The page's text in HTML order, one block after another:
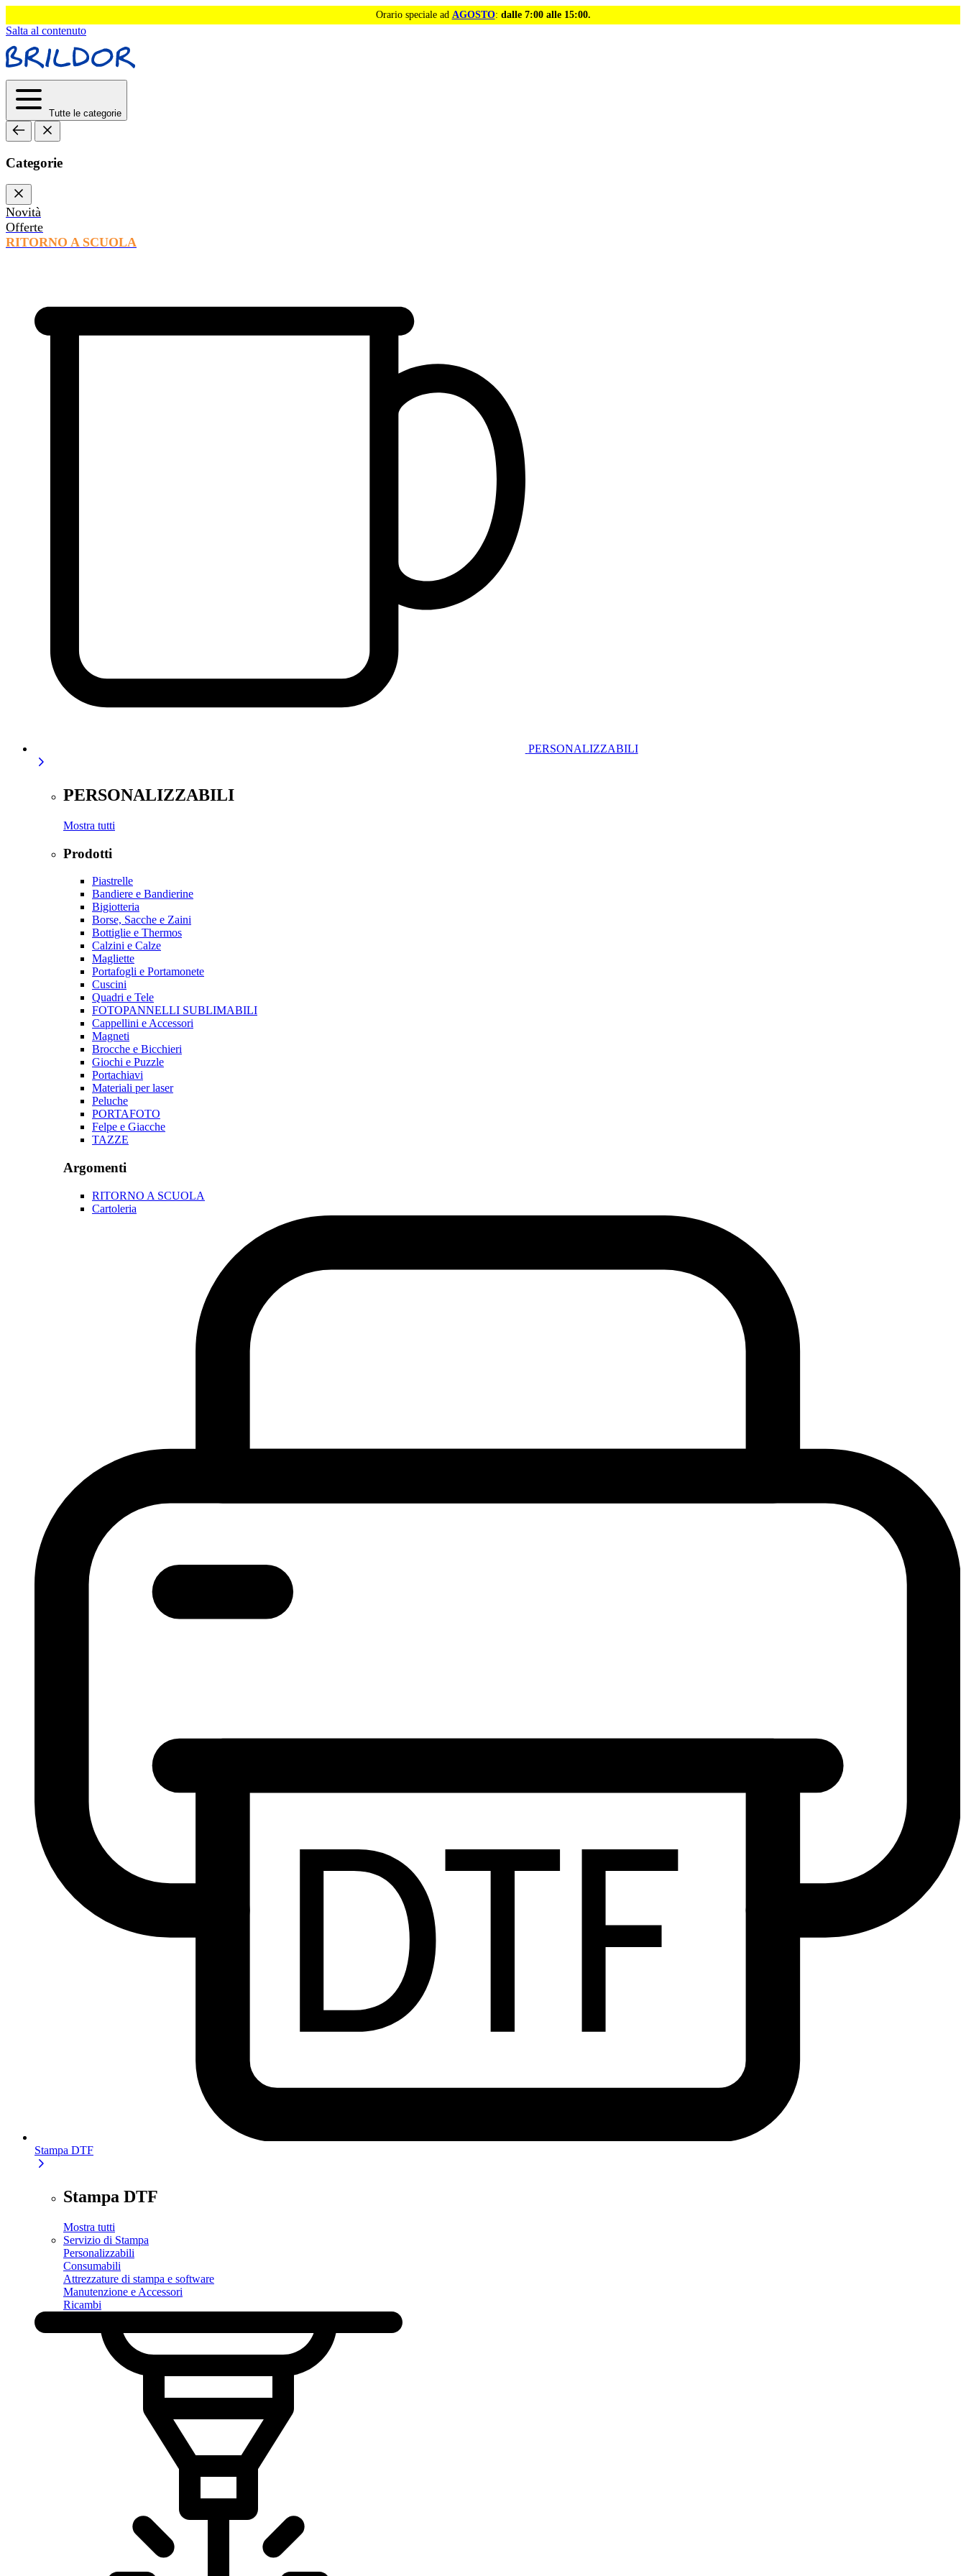
Orario speciale ad AGOSTO: dalle 7:00 alle 15:00.
Salta al contenuto
Tutte le categorie
Categorie
Novità
Offerte
RITORNO A SCUOLA
PERSONALIZZABILI
PERSONALIZZABILI
Mostra tutti
Prodotti
Piastrelle
Bandiere e Bandierine
Bigiotteria
Borse, Sacche e Zaini
Bottiglie e Thermos
Calzini e Calze
Magliette
Portafogli e Portamonete
Cuscini
Quadri e Tele
FOTOPANNELLI SUBLIMABILI
Cappellini e Accessori
Magneti
Brocche e Bicchieri
Giochi e Puzzle
Portachiavi
Materiali per laser
Peluche
PORTAFOTO
Felpe e Giacche
TAZZE
Argomenti
RITORNO A SCUOLA
Cartoleria
Stampa DTF
Stampa DTF
Mostra tutti
Servizio di Stampa
Personalizzabili
Consumabili
Attrezzature di stampa e software
Manutenzione e Accessori
Ricambi